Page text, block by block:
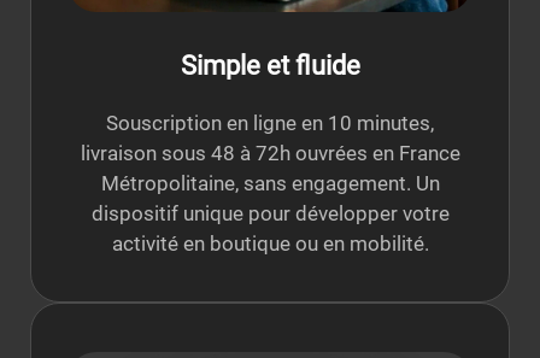
Simple et fluide
Souscription en ligne en 10 minutes,
livraison sous 48 à 72h ouvrées en France
Métropolitaine, sans engagement. Un
dispositif unique pour développer votre
activité en boutique ou en mobilité.